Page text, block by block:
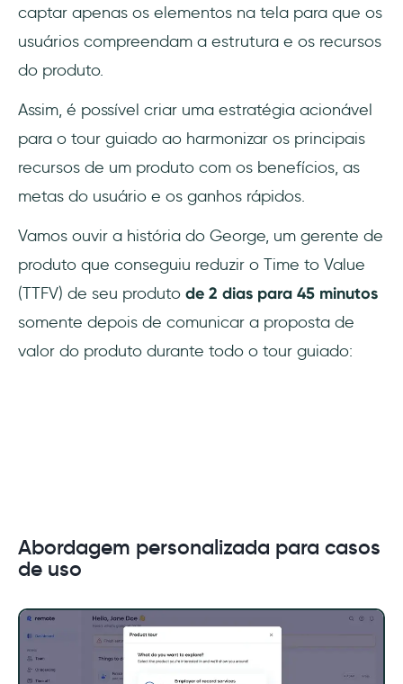
captar apenas os elementos na tela para que os
usuários compreendam a estrutura e os recursos
do produto.
Assim, é possível criar uma estratégia acionável
para o tour guiado ao harmonizar os principais
recursos de um produto com os benefícios, as
metas do usuário e os ganhos rápidos.
Vamos ouvir a história do George, um gerente de
produto que conseguiu reduzir o Time to Value
(TTFV) de seu produto de 2 dias para 45 minutos
somente depois de comunicar a proposta de
valor do produto durante todo o tour guiado:
Abordagem personalizada para casos
de uso